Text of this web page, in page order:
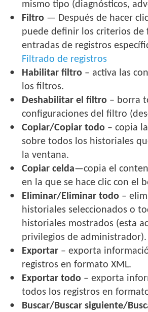
mismo tipo (diagnósticos,
Filtro — Después de hacer
puede definir los criterios de
entradas de registros
Filtrado de registros
Habilitar filtro – activa las
los filtros.
Deshabilitar el filtro – borra
configuraciones del filtro
Copiar/Copiar todo – copia
sobre todos los historiales
la ventana.
Copiar celda—copia el
en la que se hace clic con el
Eliminar/Eliminar todo –
historiales seleccionados o
historiales mostrados (esta
privilegios de administrador).
Exportar – exporta
registros en formato XML.
Exportar todo – exporta
todos los registros en
Buscar/Buscar siguiente/